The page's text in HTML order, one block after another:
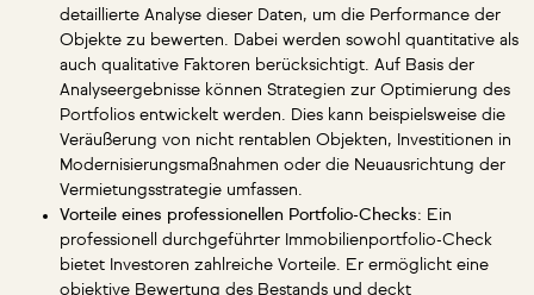
detaillierte Analyse dieser Daten, um die Performance der
Objekte zu bewerten. Dabei werden sowohl quantitative als
auch qualitative Faktoren berücksichtigt. Auf Basis der
Analyseergebnisse können Strategien zur Optimierung des
Portfolios entwickelt werden. Dies kann beispielsweise die
Veräußerung von nicht rentablen Objekten, Investitionen in
Modernisierungsmaßnahmen oder die Neuausrichtung der
Vermietungsstrategie umfassen.
Vorteile eines professionellen Portfolio-Checks: Ein
professionell durchgeführter Immobilienportfolio-Check
bietet Investoren zahlreiche Vorteile. Er ermöglicht eine
objektive Bewertung des Bestands und deckt